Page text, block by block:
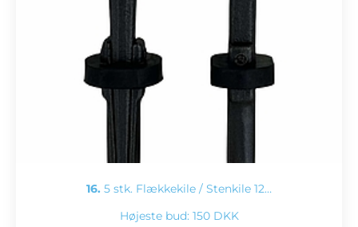
16. 5 stk. Flækkekile / Stenkile 12…
Højeste bud: 150 DKK